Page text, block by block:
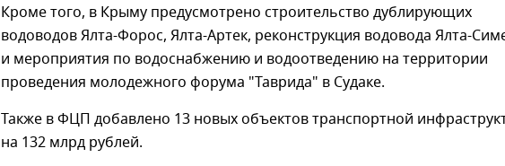
Кроме того, в Крыму предусмотрено строительство дублирующих
водоводов Ялта-Форос, Ялта-Артек, реконструкция водовода Ялта-
и мероприятия по водоснабжению и водоотведению на территории
проведения молодежного форума "Таврида" в Судаке.
Также в ФЦП добавлено 13 новых объектов транспортной
на 132 млрд рублей.